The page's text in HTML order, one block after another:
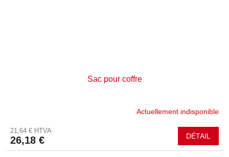
Sac pour coffre
Actuellement indisponible
21,64 € HTVA
26,18 € DÉTAIL